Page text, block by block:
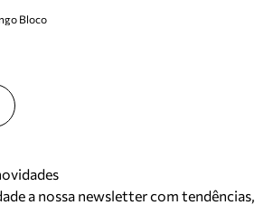
Bloco
a nossa newsletter com tendências,